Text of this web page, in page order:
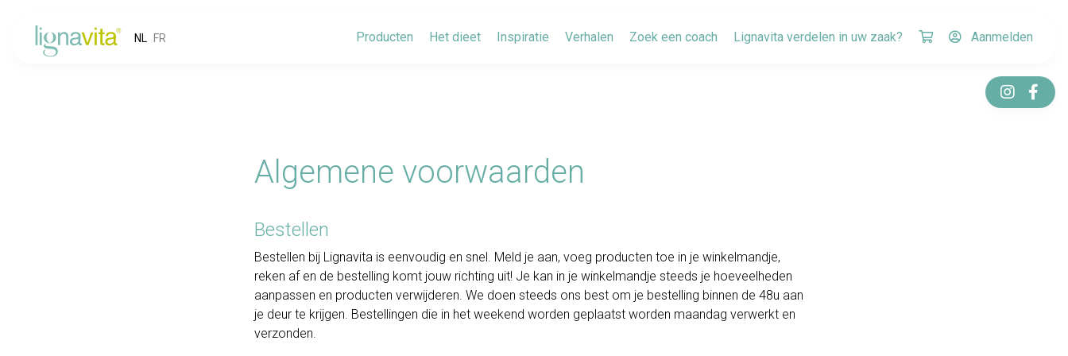
NL FR Producten Het dieet Inspiratie Verhalen Zoek een coach Lignavita verdelen in uw zaak? Aanmelden
Algemene voorwaarden
Bestellen
Bestellen bij Lignavita is eenvoudig en snel. Meld je aan, voeg producten toe in je winkelmandje,
reken af en de bestelling komt jouw richting uit! Je kan in je winkelmandje steeds je hoeveelheden
aanpassen en producten verwijderen. We doen steeds ons best om je bestelling binnen de 48u aan
je deur te krijgen. Bestellingen die in het weekend worden geplaatst worden maandag verwerkt en
verzonden.